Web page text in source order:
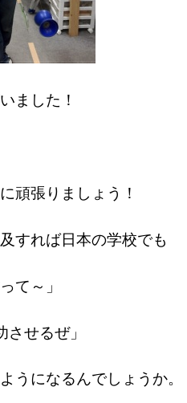
ました！
頑張りましょう！
すれば日本の学校でも
て～」
させるぜ」
うになるんでしょうか。